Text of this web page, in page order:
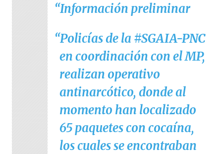
Información preliminar
Policías de la#SGAIA-PNC
en coordinación con el MP,
realizan operativo
antinarcótico, donde al
momento han localizado
65 paquetes con cocaína,
los cuales se encontraban